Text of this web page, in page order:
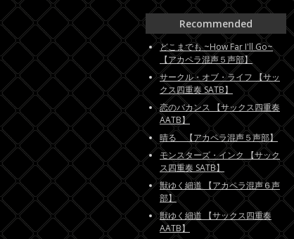
Recommended
どこまでも ~How Far I'll Go~
【アカペラ混声５声部】
サークル・オブ・ライフ 【サッ
クス四重奏 SATB】
恋のバカンス 【サックス四重奏
AATB】
晴る 【アカペラ混声５声部】
モンスターズ・インク 【サック
ス四重奏 SATB】
獣ゆく細道 【アカペラ混声６声
部】
獣ゆく細道 【サックス四重奏
AATB】